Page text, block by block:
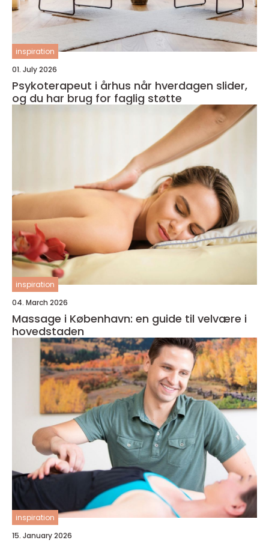
inspiration
01. July 2026
Psykoterapeut i århus når hverdagen slider,
og du har brug for faglig støtte
inspiration
04. March 2026
Massage i København: en guide til velvære i
hovedstaden
inspiration
15. January 2026